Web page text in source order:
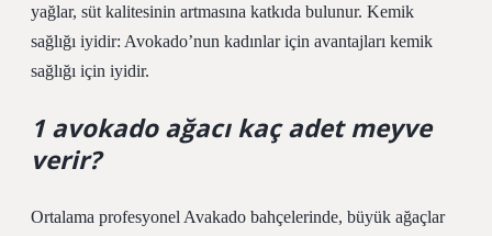
yağlar, süt kalitesinin artmasına katkıda bulunur. Kemik
sağlığı iyidir: Avokado’nun kadınlar için avantajları kemik
sağlığı için iyidir.
1 avokado ağacı kaç adet meyve
verir?
Ortalama profesyonel Avakado bahçelerinde, büyük ağaçlar